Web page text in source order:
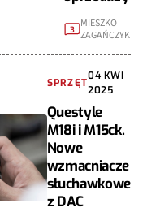
3
MIESZKO
ZAGAŃCZYK
SPRZĘT
04 KWI
2025
Questyle
M18i i M15ck.
Nowe
wzmacniacze
słuchawkowe
z DAC